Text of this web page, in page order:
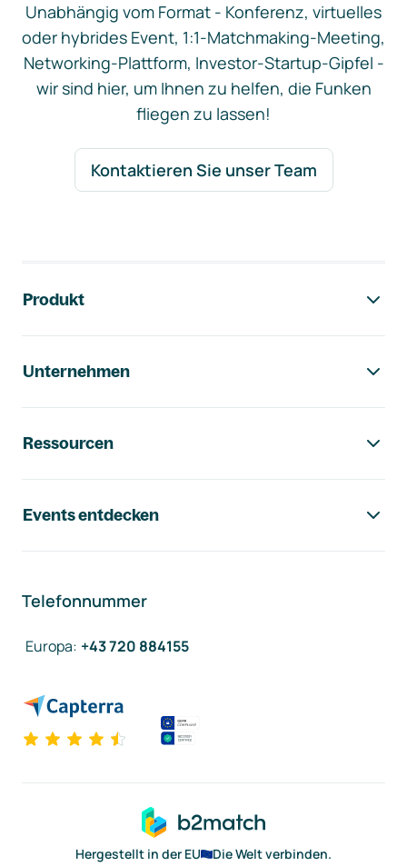
Unabhängig vom Format - Konferenz, virtuelles
oder hybrides Event, 1:1-Matchmaking-Meeting,
Networking-Plattform, Investor-Startup-Gipfel -
wir sind hier, um Ihnen zu helfen, die Funken
fliegen zu lassen!
Kontaktieren Sie unser Team
Produkt
Unternehmen
Ressourcen
Events entdecken
Telefonnummer
Europa: +43 720 884155
Hergestellt in der EU
Die Welt verbinden.